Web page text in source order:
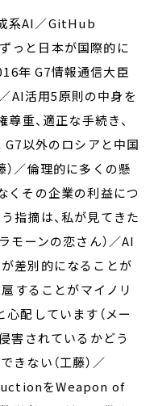
系AI／GitHub
っと日本が国際的に
年 G7情報通信大臣
AI活用5原則の中身を
尊重、適正な手続き、
G7以外のロシアと中国
／倫理的に多くの懸
くその企業の利益につ
指摘は、私が見てきた
モーンの恋さん）／AI
差別的になることが
することがマイノリ
配しています（メー
害されているかどう
きない（工藤）／
をWeapon of